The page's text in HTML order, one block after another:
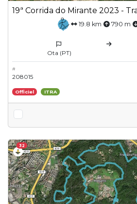
19ª Corrida do Mirante 2023 -
19.8 km 790 m
Ota (PT)
#
208015
Officiel ITRA
32